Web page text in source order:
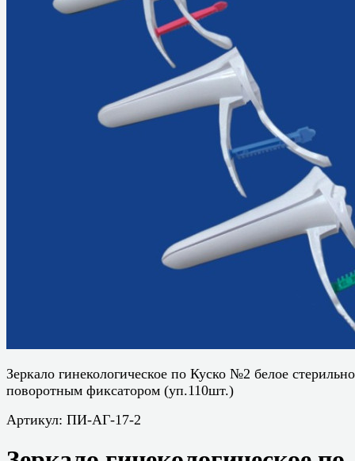
Зеркало гинекологическое по Куско №2 белое
поворотным фиксатором (уп.110шт.)
Артикул: ПИ-АГ-17-2